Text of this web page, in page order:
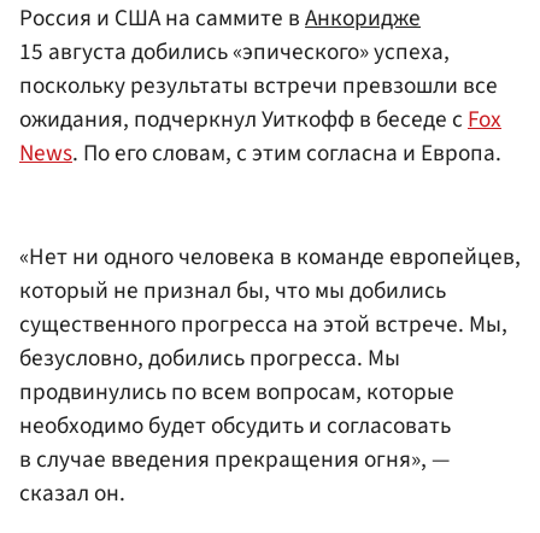
Россия и США на саммите вАнкоридже
15 августа добились «эпического» успеха,
поскольку результаты встречи превзошли все
ожидания, подчеркнул Уиткофф в беседе сFox
News. По его словам, с этим согласна и Европа.
«Нет ни одного человека в команде европейцев,
который не признал бы, что мы добились
существенного прогресса на этой встрече. Мы,
безусловно, добились прогресса. Мы
продвинулись по всем вопросам, которые
необходимо будет обсудить и согласовать
в случае введения прекращения огня», —
сказал он.